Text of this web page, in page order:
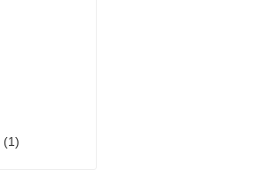
(1)